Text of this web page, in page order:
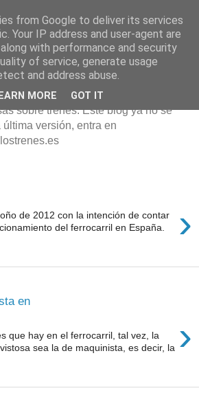
los
cómo se organiza la circulación
sobre trenes. Este blog ya no se
versión, entra en
›
de 2012 con la intención de contar
del ferrocarril en España.
en
›
que hay en el ferrocarril, tal vez, la
sea la de maquinista, es decir, la
from Google to deliver its services
Your IP address and user-agent are
with performance and security
of service, generate usage
and address abuse.
MORE GOT IT